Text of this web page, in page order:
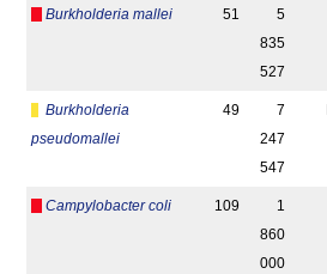
Burkholderia mallei 51
5
835
527
Burkholderia
pseudomallei
49
7
247
547
Campylobacter coli 109
1
860
000